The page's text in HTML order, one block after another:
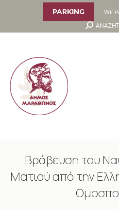
PARKING
Search:
Βράβευση του
Ματιού από την